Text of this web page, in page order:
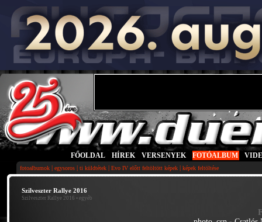
FŐOLDAL HÍREK VERSENYEK FOTÓALBUM
fotoalbumok | egysoros | ti küldtétek | Evo IV előtt feltöltött képek | képek feltöltése
Szilveszter Rallye 2016
Szilveszter Rallye 2016 • egyéb